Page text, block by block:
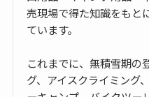
売現場で得た知識をもと
ています。
これまでに、無積雪期の
グ、アイスクライミング